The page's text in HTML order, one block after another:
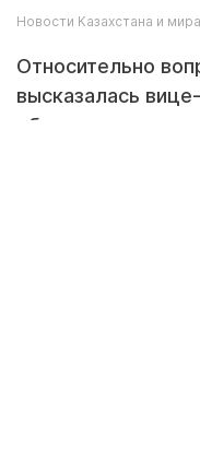
Новости Казахстана и мира
Относительно
высказалась
образования и